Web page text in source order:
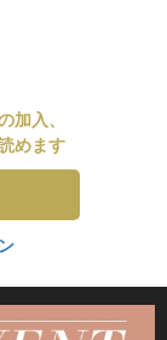
入、
めます